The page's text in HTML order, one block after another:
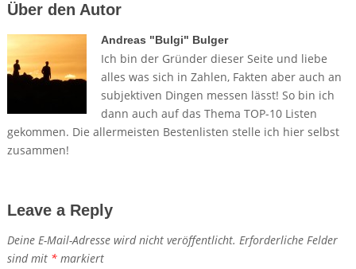
Über den Autor
Andreas "Bulgi" Bulger
Ich bin der Gründer dieser Seite und liebe
alles was sich in Zahlen, Fakten aber auch an
subjektiven Dingen messen lässt! So bin ich
dann auch auf das Thema TOP-10 Listen
gekommen. Die allermeisten Bestenlisten stelle ich hier selbst
zusammen!
Leave a Reply
Deine E-Mail-Adresse wird nicht veröffentlicht. Erforderliche Felder
sind mit *markiert